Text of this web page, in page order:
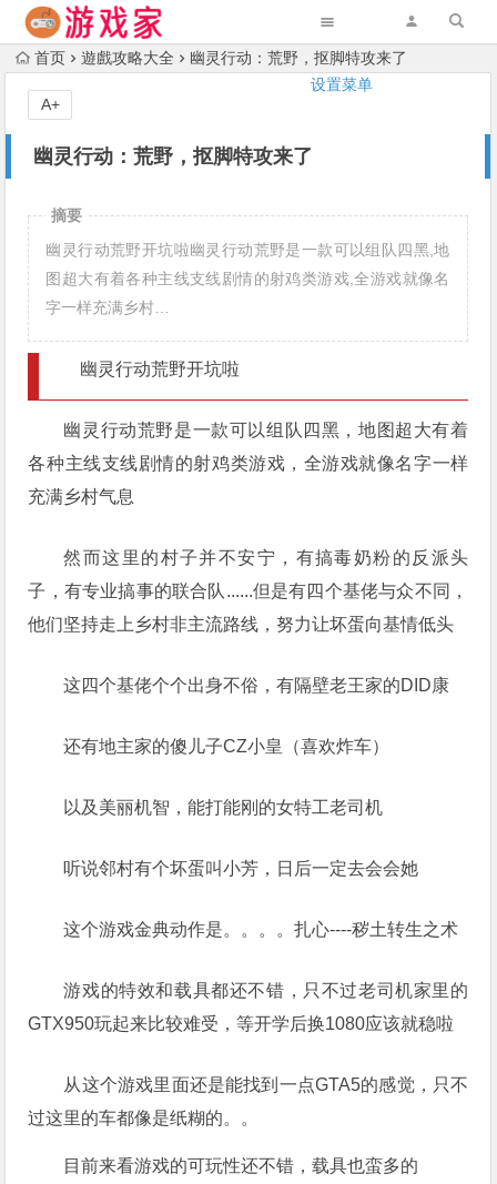
设置菜单
首页 遊戲攻略大全 幽灵行动：荒野，抠脚特攻来了
幽灵行动：荒野，抠脚特攻来了
A+
摘要
幽灵行动荒野开坑啦幽灵行动荒野是一款可以组队四黑,地
图超大有着各种主线支线剧情的射鸡类游戏,全游戏就像名
字一样充满乡村…
幽灵行动荒野开坑啦
幽灵行动荒野是一款可以组队四黑，地图超大有着
各种主线支线剧情的射鸡类游戏，全游戏就像名字一样
充满乡村气息
然而这里的村子并不安宁，有搞毒奶粉的反派头
子，有专业搞事的联合队......但是有四个基佬与众不同，
他们坚持走上乡村非主流路线，努力让坏蛋向基情低头
这四个基佬个个出身不俗，有隔壁老王家的DID康
还有地主家的傻儿子CZ小皇（喜欢炸车）
以及美丽机智，能打能刚的女特工老司机
听说邻村有个坏蛋叫小芳，日后一定去会会她
这个游戏金典动作是。。。。扎心----秽土转生之术
游戏的特效和载具都还不错，只不过老司机家里的
GTX950玩起来比较难受，等开学后换1080应该就稳啦
从这个游戏里面还是能找到一点GTA5的感觉，只不
过这里的车都像是纸糊的。。
目前来看游戏的可玩性还不错，载具也蛮多的